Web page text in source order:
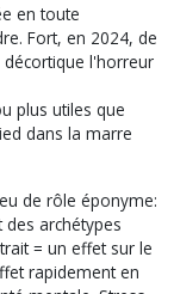
en toute
Fort, en 2024, de
décortique l'horreur
plus utiles que
dans la marre
de rôle éponyme:
des archétypes
= un effet sur le
rapidement en